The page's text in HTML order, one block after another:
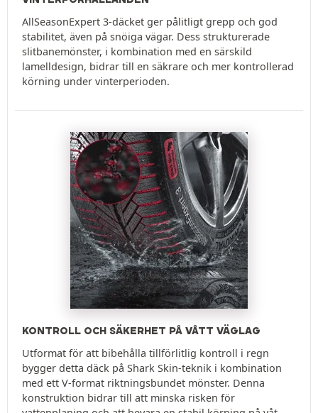
AllSeasonExpert 3-däcket ger pålitligt grepp och god
stabilitet, även på snöiga vägar. Dess strukturerade
slitbanemönster, i kombination med en särskild
lamelldesign, bidrar till en säkrare och mer kontrollerad
körning under vinterperioden.
KONTROLL OCH SÄKERHET PÅ VÅTT VÄGLAG
Utformat för att bibehålla tillförlitlig kontroll i regn
bygger detta däck på Shark Skin-teknik i kombination
med ett V-format riktningsbundet mönster. Denna
konstruktion bidrar till att minska risken för